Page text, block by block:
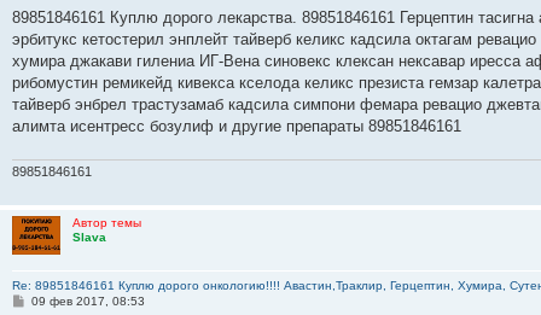
о
щ
е
и
е
89851846161 Куплю дорого лекарства. 89851846161 Герцептин
эрбитукс кетостерил энплейт тайверб келикс кадсила октагам
хумира джакави гилениа ИГ-Вена синовекс клексан нексавар иресса
рибомустин ремикейд кивекса кселода келикс презиста гемзар
тайверб энбрел трастузамаб кадсила симпони фемара ревацио
алимта исентресс бозулиф и другие препараты 89851846161
89851846161
Автор темы
Slava
Re: 89851846161 Куплю дорого онкологию!!!! Авастин,Траклир, Герцептин, Хумира,
С09 фев 2017, 08:53